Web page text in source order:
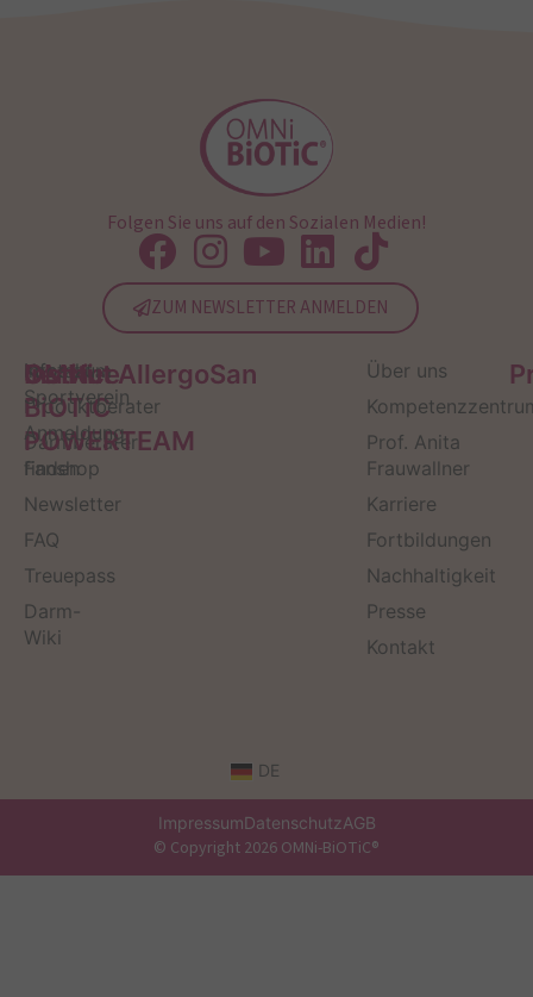
Folgen Sie uns auf den Sozialen Medien!
ZUM NEWSLETTER ANMELDEN
Service
Kontakt
Produktberater
Darmberater
finden
Newsletter
FAQ
Treuepass
Darm-
Wiki
OMNi-
BiOTiC
POWERTEAM
Infos zum
Sportverein
Anmeldung
Fanshop
Institut AllergoSan
Über uns
Prof. Anita
Frauwallner
Karriere
Fortbildungen
Nachhaltigkeit
Presse
Kontakt
DE
ImpressumDatenschutzAGB
© Copyright 2026 OMNi-BiOTiC®